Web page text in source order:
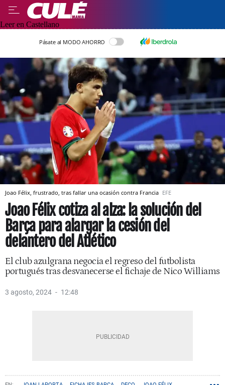
Leer en Castellano
Pásate al MODO AHORRO
Joao Félix, frustrado, tras fallar una ocasión contra Francia EFE
Joao Félix cotiza al alza: la solución del
Barça para alargar la cesión del
delantero del Atlético
El club azulgrana negocia el regreso del futbolista
portugués tras desvanecerse el fichaje de Nico Williams
3 agosto, 2024 12:48